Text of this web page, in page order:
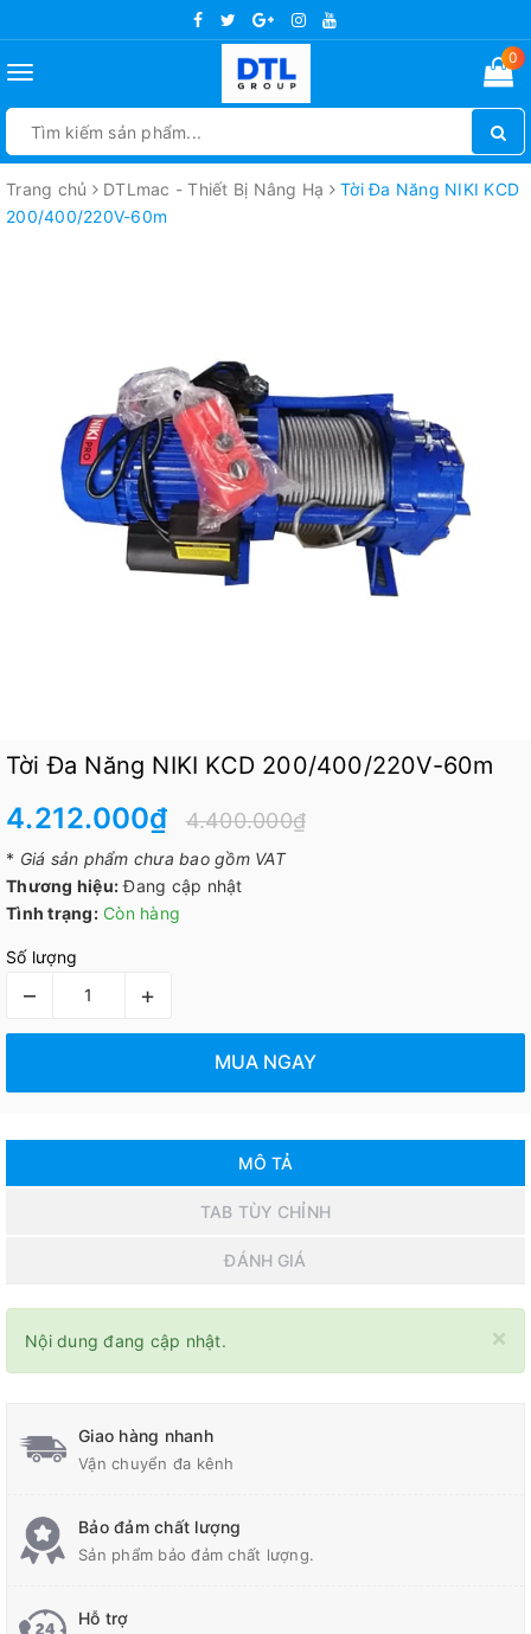
Toggle
0
Trang chủ DTLmac - Thiết Bị Nâng Hạ
Tời Đa Năng NIKI KCD
200/400/220V-60m
Tời Đa Năng NIKI KCD 200/400/220V-60m
4.212.000₫ 4.400.000₫
* Giá sản phẩm chưa bao gồm VAT
Thương hiệu: Đang cập nhật
Tình trạng: Còn hàng
Số lượng
– +
MUA NGAY
MÔ TẢ
TAB TÙY CHỈNH
ĐÁNH GIÁ
×
Nội dung đang cập nhật.
Giao hàng nhanh
Vận chuyển đa kênh
Bảo đảm chất lượng
Sản phẩm bảo đảm chất lượng.
Hỗ trợ